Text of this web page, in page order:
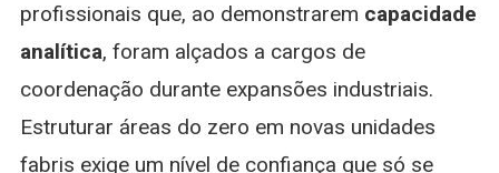
descarbonização
profissionais que, ao demonstrarem capacidade
analítica, foram alçados a cargos de
coordenação durante expansões industriais.
Estruturar áreas do zero em novas unidades
fabris exige um nível de confiança que só se